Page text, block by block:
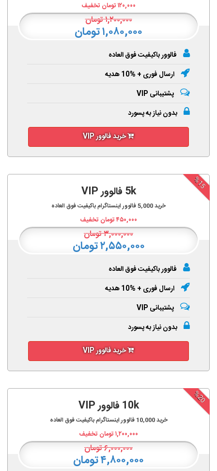
۱۲۰,۰۰۰تومان تخفیف
۱,۲۰۰,۰۰۰تومان
۱,۰۸۰,۰۰۰ تومان
فالوور باکیفیت فوق العاده
ارسال فوری + %10 هدیه
پشتیبانی VIP
بدون نیاز به پسورد
خرید فالوور VIP
%15
5k فالوور VIP
خرید5,000فالوور اینستاگرام باکیفیت فوق العاده
۴۵۰,۰۰۰تومان تخفیف
۳,۰۰۰,۰۰۰تومان
۲,۵۵۰,۰۰۰ تومان
فالوور باکیفیت فوق العاده
ارسال فوری + %10 هدیه
پشتیبانی VIP
بدون نیاز به پسورد
خرید فالوور VIP
%20
10k فالوور VIP
خرید10,000 فالوور اینستاگرام باکیفیت فوق العاده
۱,۲۰۰,۰۰۰تومان تخفیف
۶,۰۰۰,۰۰۰تومان
۴,۸۰۰,۰۰۰ تومان